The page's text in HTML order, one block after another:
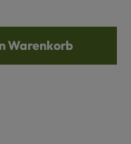
Warenkorb